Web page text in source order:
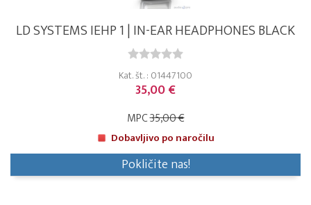
LD SYSTEMS IEHP 1 | IN-EAR HEADPHONES BLACK
Kat. št. : 01447100
35,00 €
MPC35,00 €
Dobavljivo po naročilu
Pokličite nas!